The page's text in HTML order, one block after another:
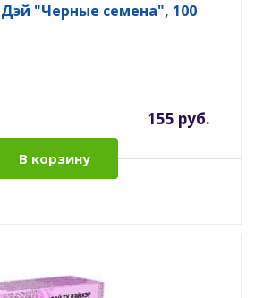
"Черные семена", 100
155 руб.
В корзину